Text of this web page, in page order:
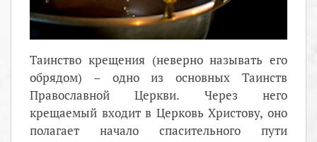
Таинство крещения (неверно называть его
обрядом) – одно из основных Таинств
Православной Церкви. Через него
крещаемый входит в Церковь Христову, оно
полагает начало спасительного пути